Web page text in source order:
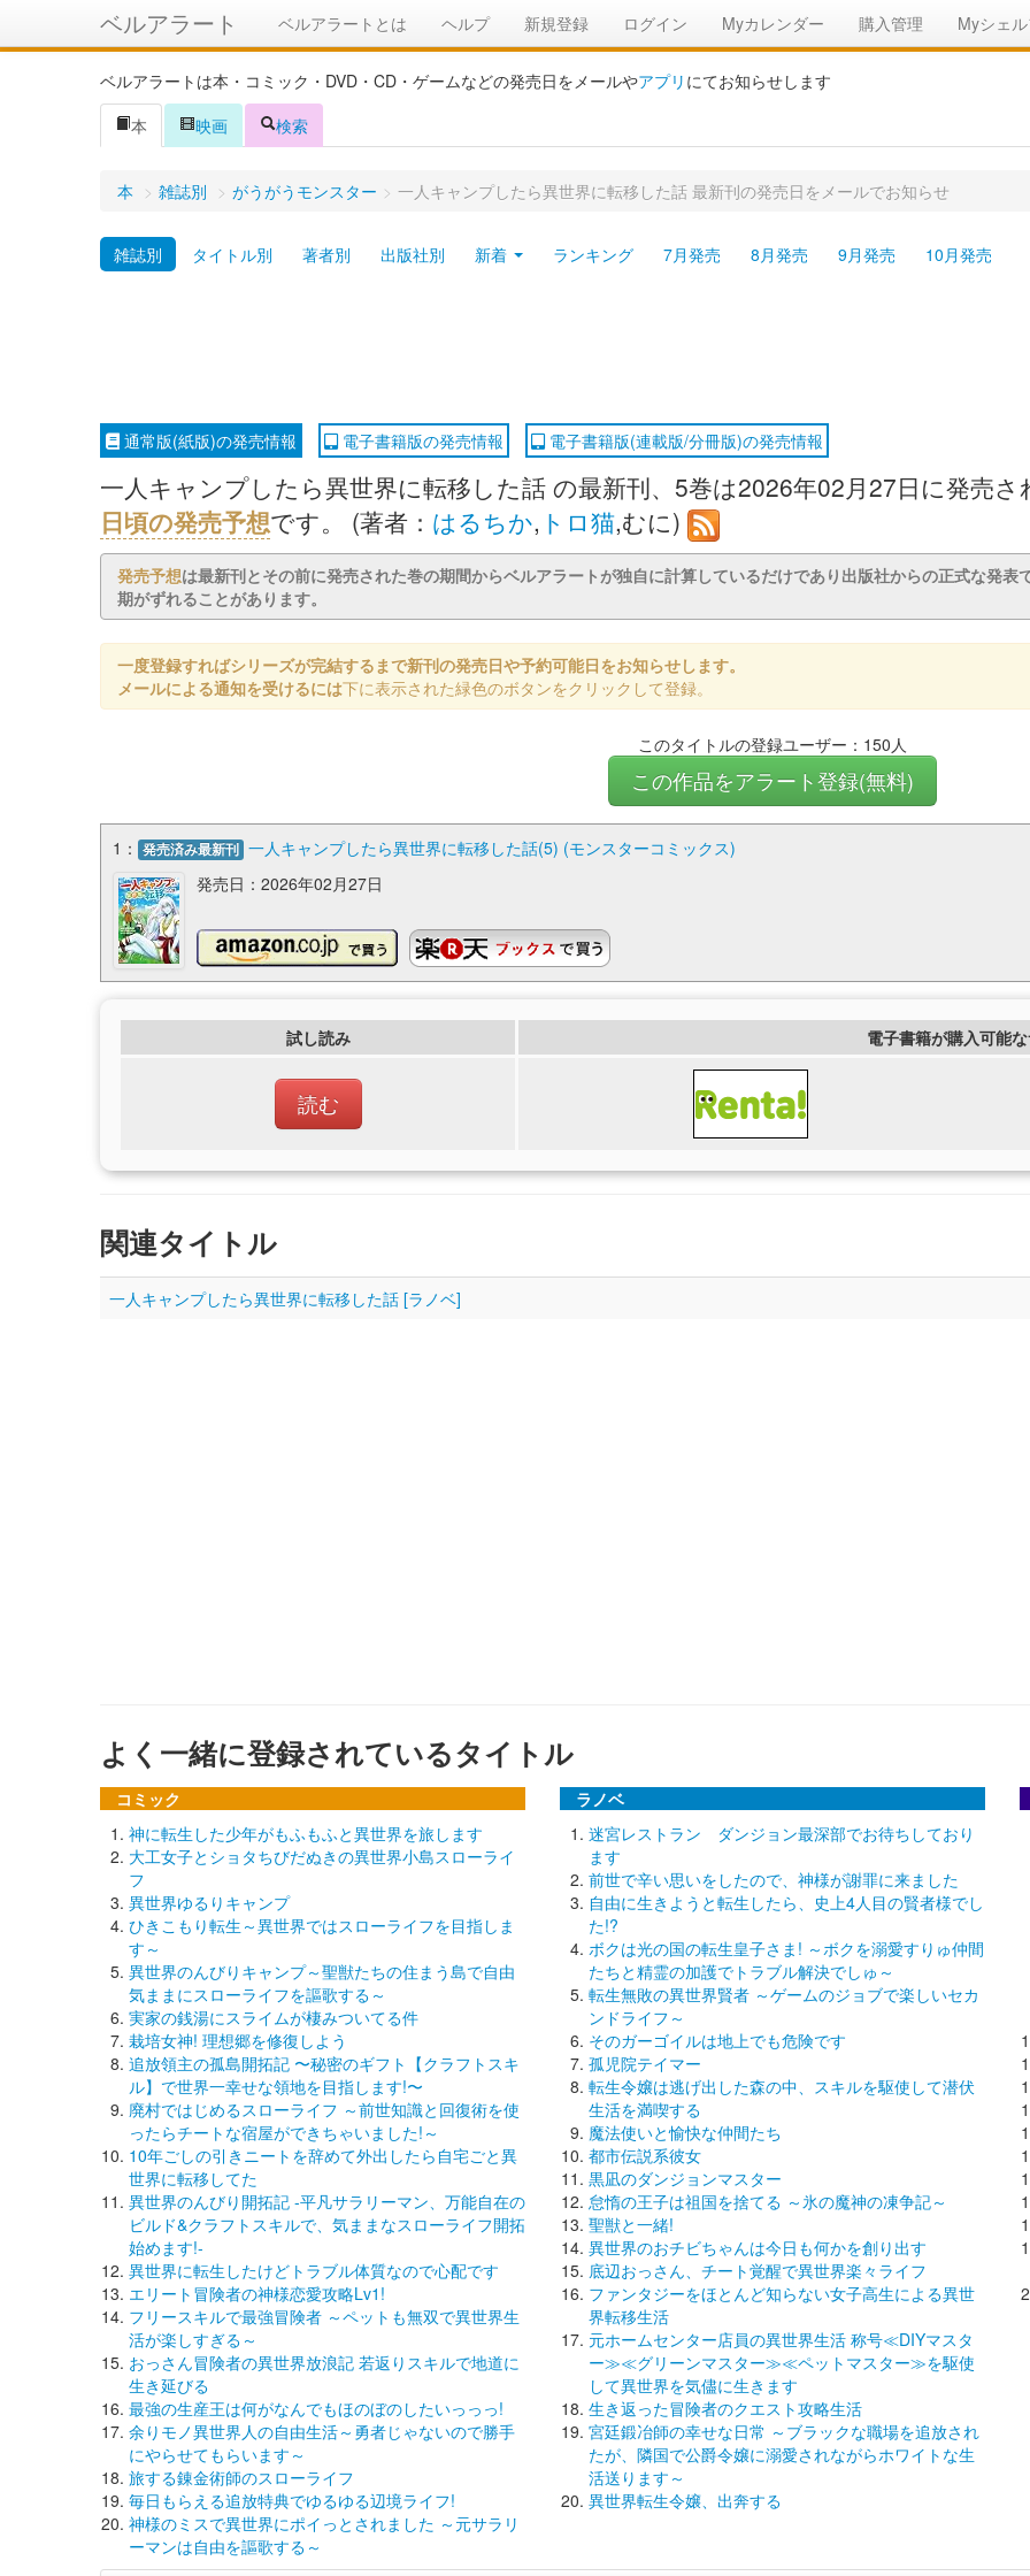
ベルアラート ベルアラートとは ヘルプ 新規登録 ログイン Myカレンダー 購入管理 Myシェ
ベルアラートは本・コミック・DVD・CD・ゲームなどの発売日をメールやアプリ にてお知らせします
本
映画 検索
本 > 雑誌別 > がうがうモンスター > 一人キャンプしたら異世界に転移した話 最新刊の発売日をメールでお知らせ
雑誌別 タイトル別 著者別 出版社別 新着 ランキング 7月発売 8月発売 9月発売 10月発売
通常版(紙版)の発売情報 電子書籍版の発売情報 電子書籍版(連載版/分冊版)の発売情報
一人キャンプしたら異世界に転移した話 の最新刊、5巻は2026年02月27日に発売
日頃の発売予想です。 (著者： はるちか, トロ猫,むに)
発売予想は最新刊とその前に発売された巻の期間からベルアラートが独自に計算しているだけであり出版社からの正式な発
期がずれることがあります。
一度登録すればシリーズが完結するまで新刊の発売日や予約可能日をお知らせします。
メールによる通知を受けるには下に表示された緑色のボタンをクリックして登録。
このタイトルの登録ユーザー：150人
この作品をアラート登録(無料)
1： 発売済み最新刊 一人キャンプしたら異世界に転移した話(5) (モンスターコミックス)
発売日：2026年02月27日
試し読み 電子書籍が購入可能
読む
関連タイトル
一人キャンプしたら異世界に転移した話 [ラノベ]
よく一緒に登録されているタイトル
コミック
神に転生した少年がもふもふと異世界を旅します
大工女子とショタちびだぬきの異世界小島スローライ
フ
異世界ゆるりキャンプ
ひきこもり転生～異世界ではスローライフを目指しま
す～
異世界のんびりキャンプ～聖獣たちの住まう島で自由
気ままにスローライフを謳歌する～
実家の銭湯にスライムが棲みついてる件
栽培女神! 理想郷を修復しよう
追放領主の孤島開拓記 〜秘密のギフト【クラフトスキ
ル】で世界一幸せな領地を目指します!〜
廃村ではじめるスローライフ ～前世知識と回復術を使
ったらチートな宿屋ができちゃいました!～
10年ごしの引きニートを辞めて外出したら自宅ごと異
世界に転移してた
異世界のんびり開拓記 -平凡サラリーマン、万能自在の
ビルド&クラフトスキルで、気ままなスローライフ開拓
始めます!-
異世界に転生したけどトラブル体質なので心配です
エリート冒険者の神様恋愛攻略Lv1!
フリースキルで最強冒険者 ～ペットも無双で異世界生
活が楽しすぎる～
おっさん冒険者の異世界放浪記 若返りスキルで地道に
生き延びる
最強の生産王は何がなんでもほのぼのしたいっっっ!
余りモノ異世界人の自由生活～勇者じゃないので勝手
にやらせてもらいます～
旅する錬金術師のスローライフ
毎日もらえる追放特典でゆるゆる辺境ライフ!
神様のミスで異世界にポイっとされました ～元サラリ
ーマンは自由を謳歌する～
ラノベ
迷宮レストラン ダンジョン最深部でお待ちしており
ます
前世で辛い思いをしたので、神様が謝罪に来ました
自由に生きようと転生したら、史上4人目の賢者様でし
た!?
ボクは光の国の転生皇子さま! ～ボクを溺愛すりゅ仲間
たちと精霊の加護でトラブル解決でしゅ～
転生無敗の異世界賢者 ～ゲームのジョブで楽しいセカ
ンドライフ～
そのガーゴイルは地上でも危険です
孤児院テイマー
転生令嬢は逃げ出した森の中、スキルを駆使して潜伏
生活を満喫する
魔法使いと愉快な仲間たち
都市伝説系彼女
黒凪のダンジョンマスター
怠惰の王子は祖国を捨てる ～氷の魔神の凍争記～
聖獣と一緒!
異世界のおチビちゃんは今日も何かを創り出す
底辺おっさん、チート覚醒で異世界楽々ライフ
ファンタジーをほとんど知らない女子高生による異世
界転移生活
元ホームセンター店員の異世界生活 称号≪DIYマスタ
ー≫≪グリーンマスター≫≪ペットマスター≫を駆使
して異世界を気儘に生きます
生き返った冒険者のクエスト攻略生活
宮廷鍛冶師の幸せな日常 ～ブラックな職場を追放され
たが、隣国で公爵令嬢に溺愛されながらホワイトな生
活送ります～
異世界転生令嬢、出奔する